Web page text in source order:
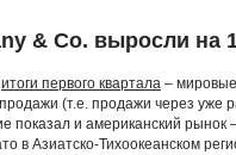
& Co. выросли на
итоги первого квартала –
(т.е. продажи через уже
показал и американский
в Азиатско-Тихоокеанском